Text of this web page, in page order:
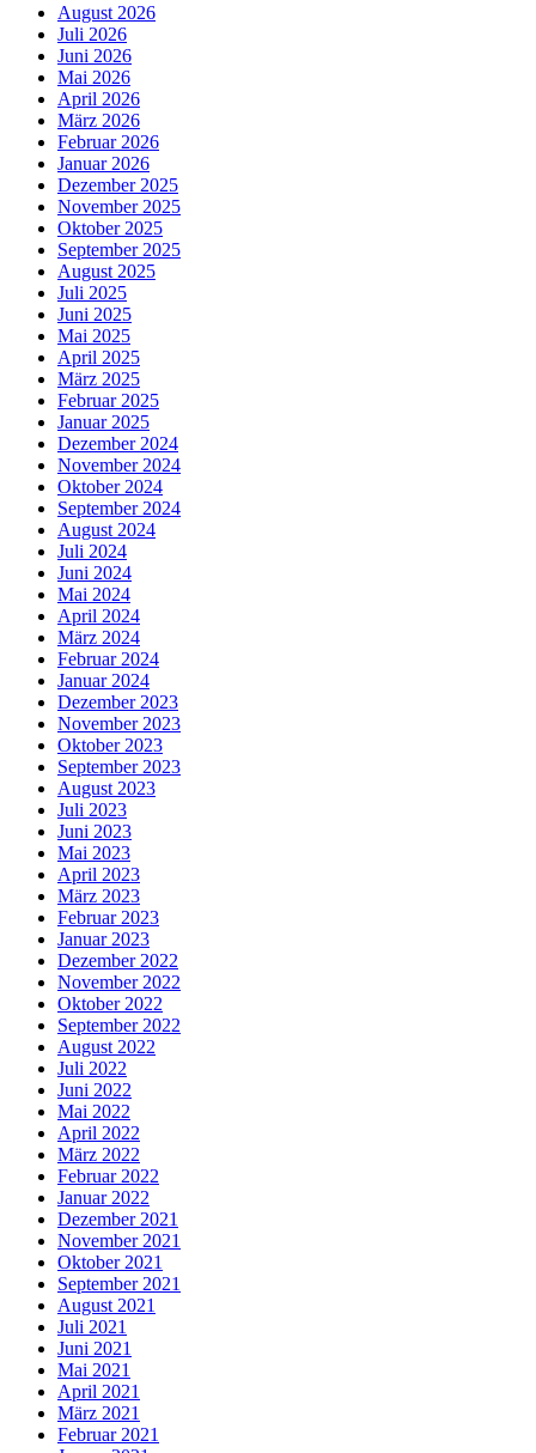
August 2026
Juli 2026
Juni 2026
Mai 2026
April 2026
März 2026
Februar 2026
Januar 2026
Dezember 2025
November 2025
Oktober 2025
September 2025
August 2025
Juli 2025
Juni 2025
Mai 2025
April 2025
März 2025
Februar 2025
Januar 2025
Dezember 2024
November 2024
Oktober 2024
September 2024
August 2024
Juli 2024
Juni 2024
Mai 2024
April 2024
März 2024
Februar 2024
Januar 2024
Dezember 2023
November 2023
Oktober 2023
September 2023
August 2023
Juli 2023
Juni 2023
Mai 2023
April 2023
März 2023
Februar 2023
Januar 2023
Dezember 2022
November 2022
Oktober 2022
September 2022
August 2022
Juli 2022
Juni 2022
Mai 2022
April 2022
März 2022
Februar 2022
Januar 2022
Dezember 2021
November 2021
Oktober 2021
September 2021
August 2021
Juli 2021
Juni 2021
Mai 2021
April 2021
März 2021
Februar 2021